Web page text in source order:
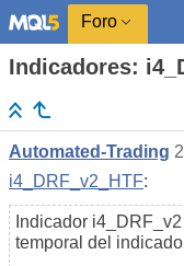
Foro
Indicadores:
Automated-Trading
i4_DRF_v2_HTF:
Indicador
temporal del